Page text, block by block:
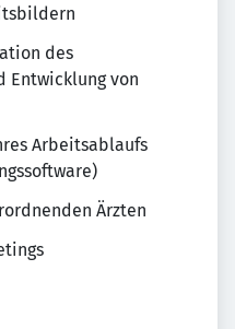
des
Entwicklung von
Arbeitsablaufs
Ärzten